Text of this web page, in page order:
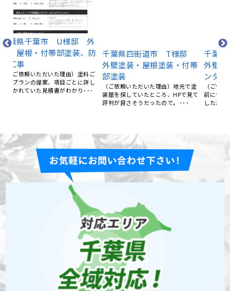
千葉県四街道市 T様邸
外壁塗装・屋根塗装・付帯
部塗装
（ご依頼いただいた理由）地元で塗
装屋を探していたところ、HPで見て
評判が良さそうだったので。･･･
千葉県習志野市 K様邸
外壁塗装・屋根塗装・ベラ
ンダ防水工事
（ご依頼いただいた理由）10年以上
前に他社で外壁塗装をしてもらいま
したが、ベランダは別業者で･･･
千